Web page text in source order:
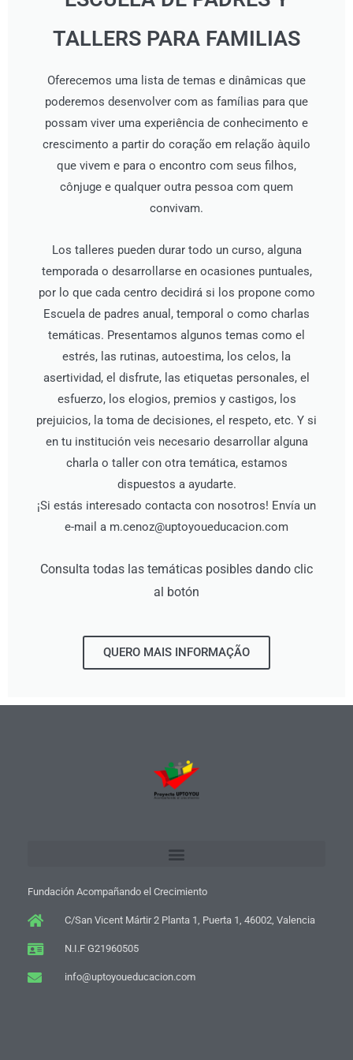
TALLERS PARA FAMILIAS
Oferecemos uma lista de temas e dinâmicas que
poderemos desenvolver com as famílias para que
possam viver uma experiência de conhecimento e
crescimento a partir do coração em relação àquilo
que vivem e para o encontro com seus filhos,
cônjuge e qualquer outra pessoa com quem
convivam.
Los talleres pueden durar todo un curso, alguna
temporada o desarrollarse en ocasiones puntuales,
por lo que cada centro decidirá si los propone como
Escuela de padres anual, temporal o como charlas
temáticas. Presentamos algunos temas como el
estrés, las rutinas, autoestima, los celos, la
asertividad, el disfrute, las etiquetas personales, el
esfuerzo, los elogios, premios y castigos, los
prejuicios, la toma de decisiones, el respeto, etc. Y si
en tu institución veis necesario desarrollar alguna
charla o taller con otra temática, estamos
dispuestos a ayudarte.
¡Si estás interesado contacta con nosotros! Envía un
e-mail a m.cenoz@uptoyoueducacion.com
Consulta todas las temáticas posibles dando clic
al botón
QUERO MAIS INFORMAÇÃO
Fundación Acompañando el Crecimiento
C/San Vicent Mártir 2 Planta 1, Puerta 1, 46002, Valencia
N.I.F G21960505
info@uptoyoueducacion.com